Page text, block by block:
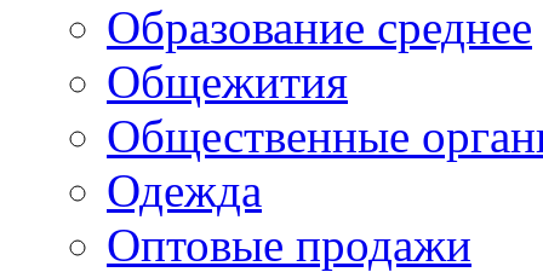
Образование среднее
Общежития
Общественные
Одежда
Оптовые продажи